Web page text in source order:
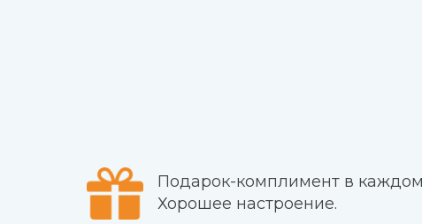
Подарок-комплимент в каждом
Хорошее настроение.